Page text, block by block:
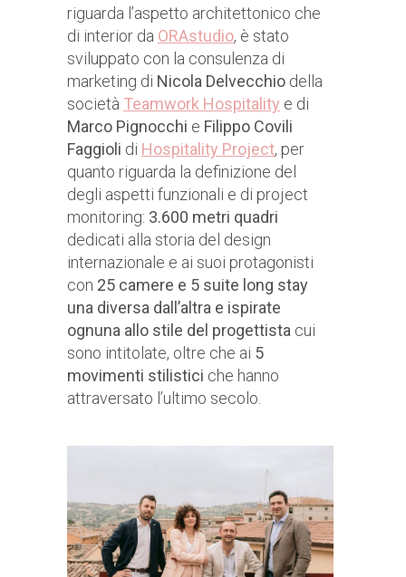
riguarda l’aspetto architettonico che
di interior da ORAstudio, è stato
sviluppato con la consulenza di
marketing di Nicola Delvecchio della
società Teamwork Hospitality e di
Marco Pignocchi e Filippo Covili
Faggioli di Hospitality Project, per
quanto riguarda la definizione del
degli aspetti funzionali e di project
monitoring: 3.600 metri quadri
dedicati alla storia del design
internazionale e ai suoi protagonisti
con 25 camere e 5 suite long stay
una diversa dall’altra e ispirate
ognuna allo stile del progettista cui
sono intitolate, oltre che ai 5
movimenti stilistici che hanno
attraversato l’ultimo secolo.